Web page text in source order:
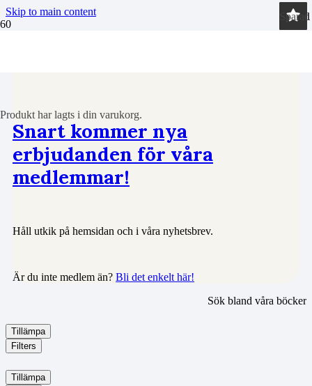
Skip to main content
Produkt har lagts i din varukorg.
Snart kommer nya
erbjudanden för våra
medlemmar!
Håll utkik på hemsidan och i våra nyhetsbrev.
Är du inte medlem än? Bli det enkelt här!
Sök bland våra böcker
Tillämpa
Filters
Tillämpa
Sparad
Sparad
Sparad
Sparad
Sparad
Sparad
Sparad
Sparad
Sparad
Sparad
Sparad
Sparad
Sparad
Sparad
Sparad